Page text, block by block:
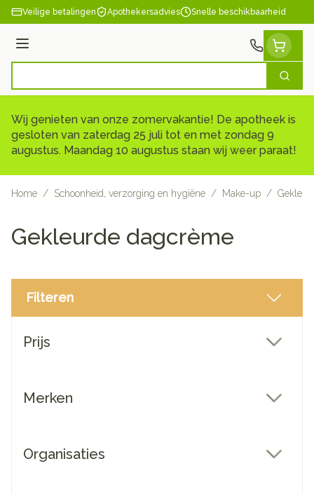
Ga naar de inhoud
Veilige betalingen Apothekersadvies Snelle beschikbaarheid
Menu
Zoek
Wij genieten van onze zomervakantie! De apotheek is
gesloten van zaterdag 25 juli tot en met zondag 9
augustus. Maandag 10 augustus staan wij weer paraat!
Home / Schoonheid, verzorging en hygiëne / Make-up /
Gekleurde dagcrème
Filteren
Prijs
Merken
Organisaties